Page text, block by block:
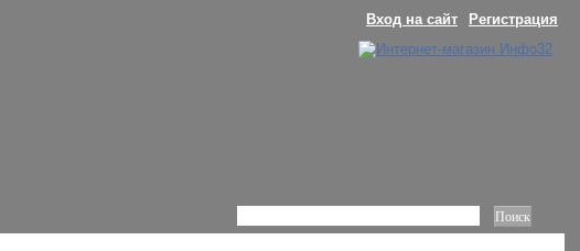
Вход на сайт Регистрация